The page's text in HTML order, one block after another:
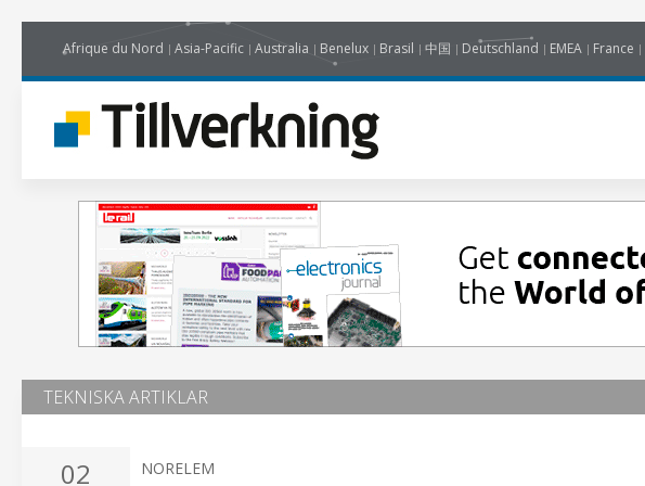
Afrique du Nord Asia-Pacific Australia Benelux Brasil 中国 Deutschland EMEA France
TEKNISKA ARTIKLAR
02 NORELEM